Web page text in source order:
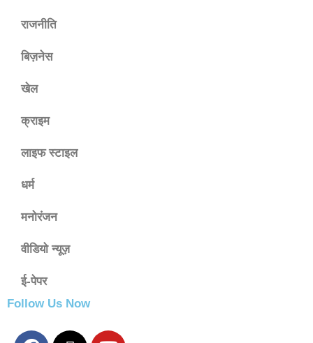
राजनीति
बिज़नेस
खेल
क्राइम
लाइफ स्टाइल
धर्म
मनोरंजन
वीडियो न्यूज़
ई-पेपर
Follow Us Now